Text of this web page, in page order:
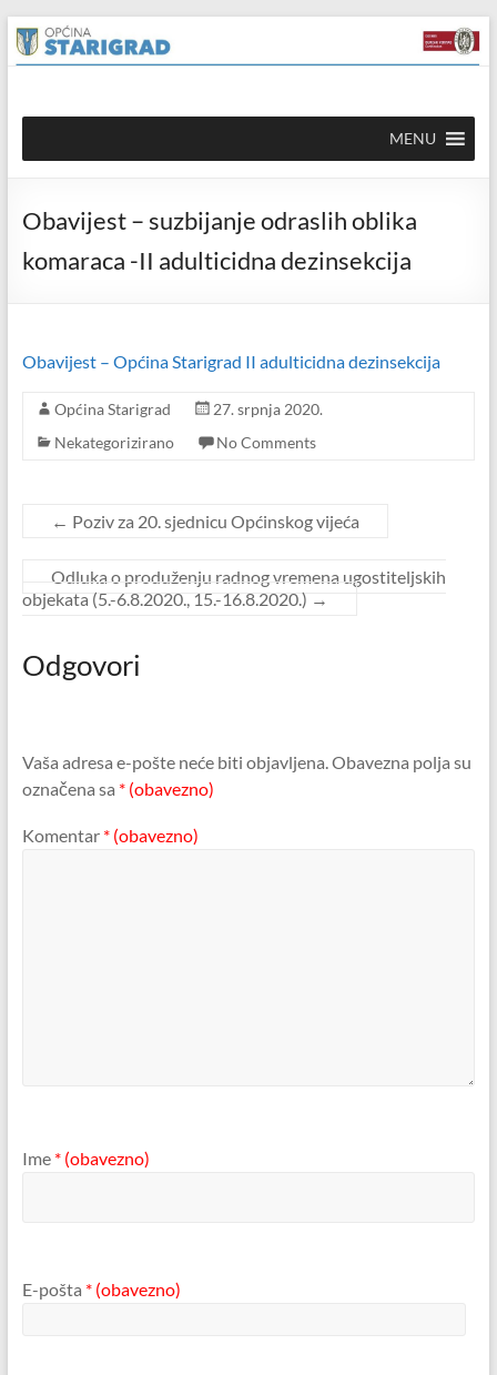
content
Skip
to
content
Općina
Starigrad
mrežna
stranica
MENU
Obavijest – suzbijanje odraslih oblika
komaraca -II adulticidna dezinsekcija
Obavijest – Općina Starigrad II adulticidna dezinsekcija
Općina Starigrad
27. srpnja 2020.
Nekategorizirano
No Comments
← Poziv za 20. sjednicu Općinskog vijeća
Odluka o produženju radnog vremena ugostiteljskih
objekata (5.-6.8.2020., 15.-16.8.2020.) →
Odgovori
Vaša adresa e-pošte neće biti objavljena.Obavezna polja su
označena sa * (obavezno)
Komentar * (obavezno)
Ime * (obavezno)
E-pošta * (obavezno)